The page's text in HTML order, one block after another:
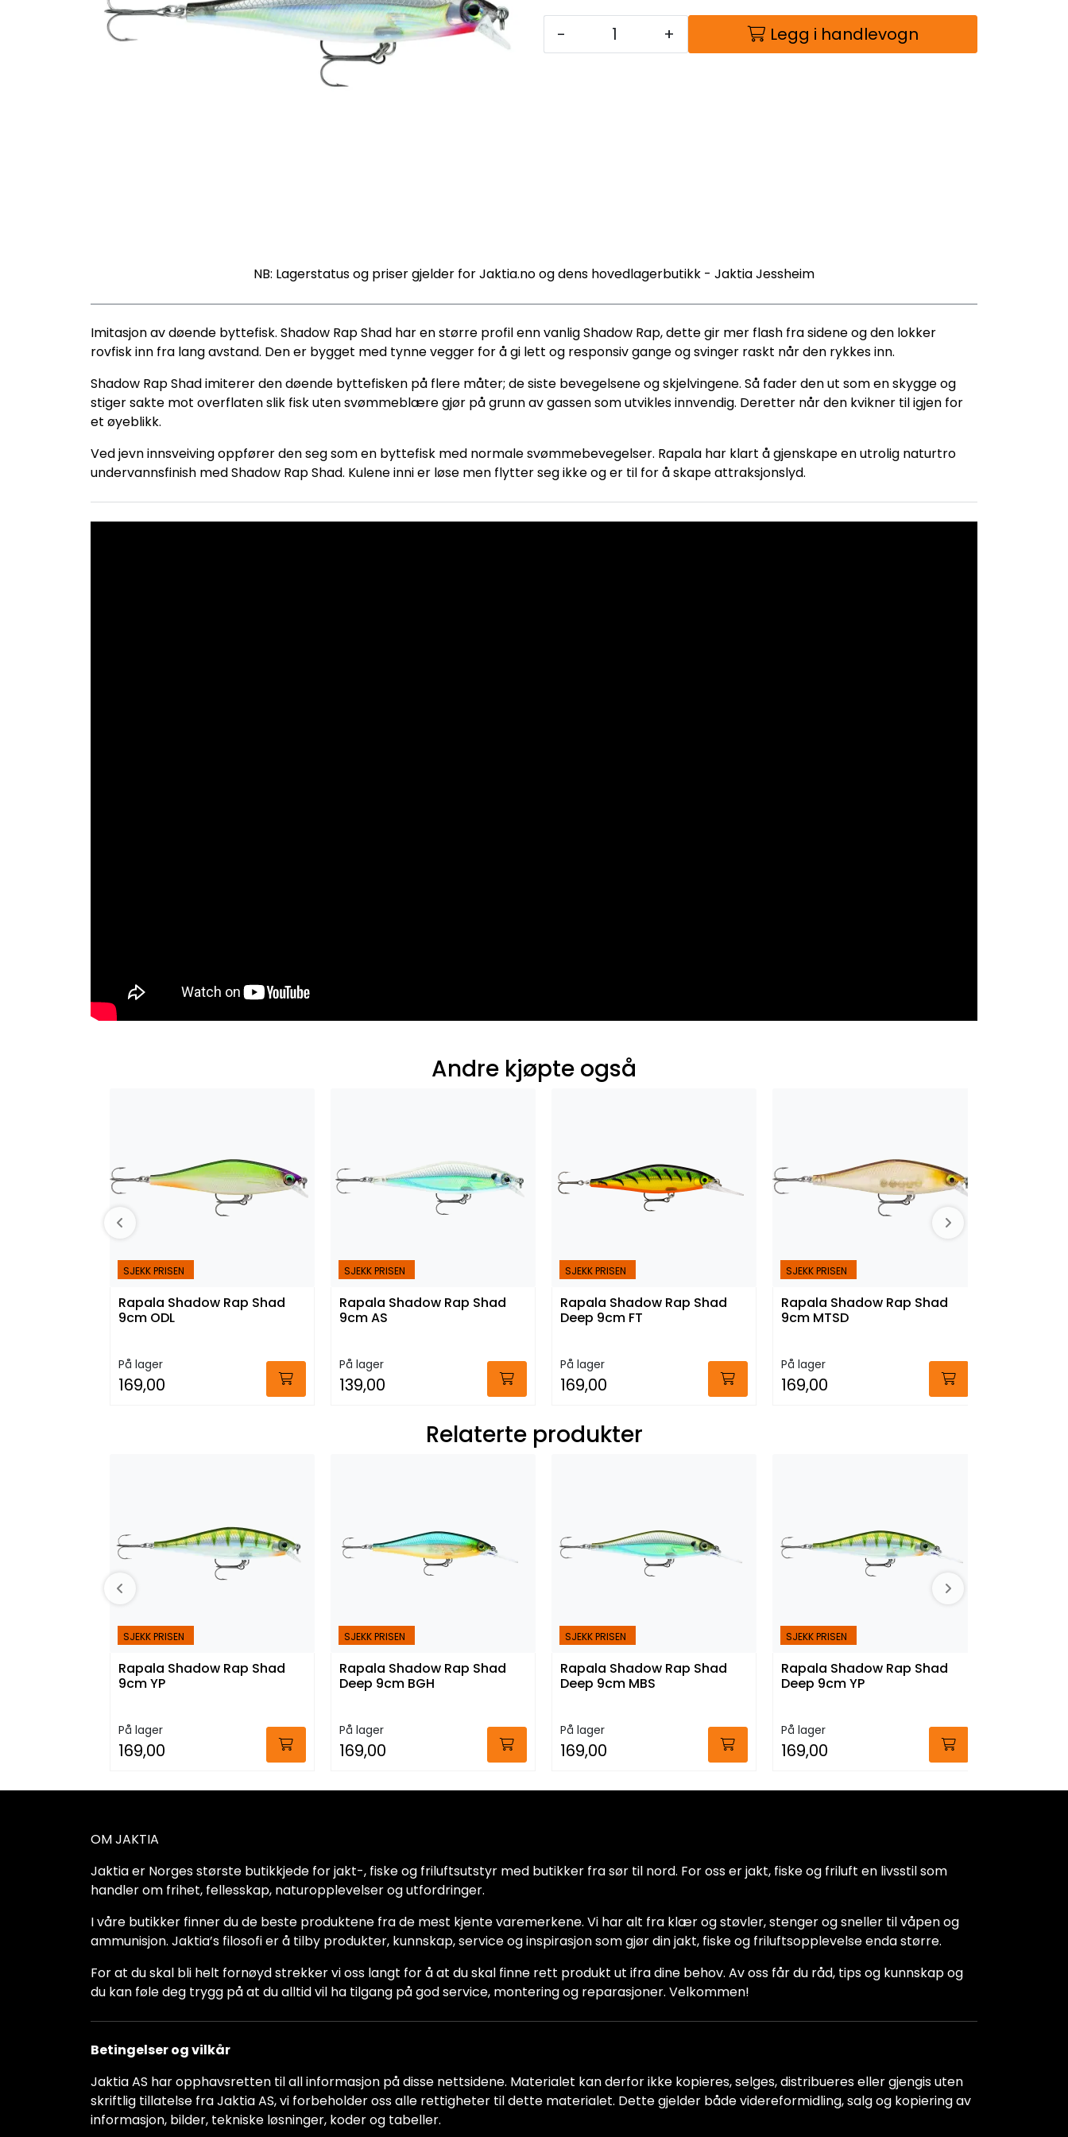
- + Legg i handlevogn
NB: Lagerstatus og priser gjelder for Jaktia.no og dens hovedlagerbutikk - Jaktia Jessheim
Imitasjon av døende byttefisk. Shadow Rap Shad har en større profil enn vanlig Shadow Rap, dette gir mer flash fra sidene og den lokker
rovfisk inn fra lang avstand. Den er bygget med tynne vegger for å gi lett og responsiv gange og svinger raskt når den rykkes inn.
Shadow Rap Shad imiterer den døende byttefisken på flere måter; de siste bevegelsene og skjelvingene. Så fader den ut som en skygge og
stiger sakte mot overflaten slik fisk uten svømmeblære gjør på grunn av gassen som utvikles innvendig. Deretter når den kvikner til igjen for
et øyeblikk.
Ved jevn innsveiving oppfører den seg som en byttefisk med normale svømmebevegelser. Rapala har klart å gjenskape en utrolig naturtro
undervannsfinish med Shadow Rap Shad. Kulene inni er løse men flytter seg ikke og er til for å skape attraksjonslyd.
Andre kjøpte også
SJEKK PRISEN
Rapala Shadow Rap Shad
9cm ODL
På lager
169,00
SJEKK PRISEN
Rapala Shadow Rap Shad
9cm AS
På lager
139,00
SJEKK PRISEN
Rapala Shadow Rap Shad
Deep 9cm FT
På lager
169,00
SJEKK PRISEN
Rapala Shadow Rap Shad
9cm MTSD
På lager
169,00
Relaterte produkter
SJEKK PRISEN
Rapala Shadow Rap Shad
9cm YP
På lager
169,00
SJEKK PRISEN
Rapala Shadow Rap Shad
Deep 9cm BGH
På lager
169,00
SJEKK PRISEN
Rapala Shadow Rap Shad
Deep 9cm MBS
På lager
169,00
SJEKK PRISEN
Rapala Shadow Rap Shad
Deep 9cm YP
På lager
169,00
OM JAKTIA
Jaktia er Norges største butikkjede for jakt-, fiske og friluftsutstyr med butikker fra sør til nord. For oss er jakt, fiske og friluft en livsstil som
handler om frihet, fellesskap, naturopplevelser og utfordringer.
I våre butikker finner du de beste produktene fra de mest kjente varemerkene. Vi har alt fra klær og støvler, stenger og sneller til våpen og
ammunisjon. Jaktia’s filosofi er å tilby produkter, kunnskap, service og inspirasjon som gjør din jakt, fiske og friluftsopplevelse enda større.
For at du skal bli helt fornøyd strekker vi oss langt for å at du skal finne rett produkt ut ifra dine behov. Av oss får du råd, tips og kunnskap og
du kan føle deg trygg på at du alltid vil ha tilgang på god service, montering og reparasjoner. Velkommen!
Betingelser og vilkår
Jaktia AS har opphavsretten til all informasjon på disse nettsidene. Materialet kan derfor ikke kopieres, selges, distribueres eller gjengis uten
skriftlig tillatelse fra Jaktia AS, vi forbeholder oss alle rettigheter til dette materialet. Dette gjelder både videreformidling, salg og kopiering av
informasjon, bilder, tekniske løsninger, koder og tabeller.